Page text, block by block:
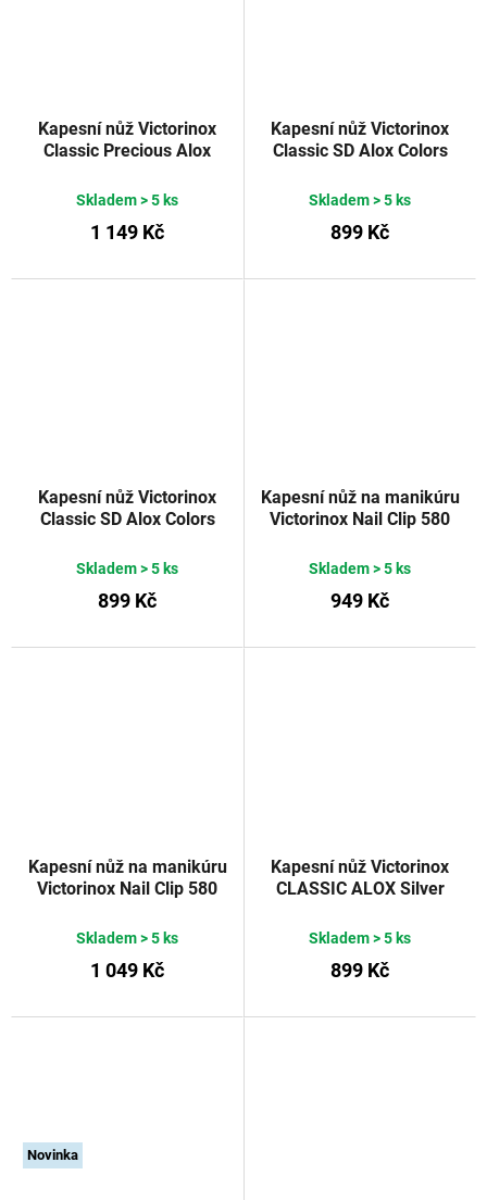
Kapesní nůž Victorinox
Classic Precious Alox
Skladem> 5 ks
1 149 Kč
Kapesní nůž Victorinox
Classic SD Alox Colors
Skladem> 5 ks
899 Kč
Kapesní nůž Victorinox
Classic SD Alox Colors
Skladem> 5 ks
899 Kč
Kapesní nůž na manikúru
Victorinox Nail Clip 580
Skladem> 5 ks
949 Kč
Kapesní nůž na manikúru
Victorinox Nail Clip 580
Skladem> 5 ks
1 049 Kč
Kapesní nůž Victorinox
CLASSIC ALOX Silver
Skladem> 5 ks
899 Kč
Novinka